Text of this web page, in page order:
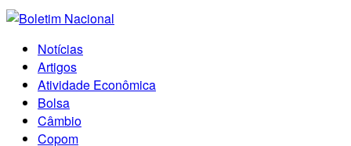
Notícias
Artigos
Atividade Econômica
Bolsa
Câmbio
Copom